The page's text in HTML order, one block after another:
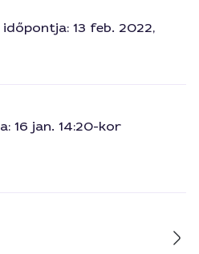
13 feb. 2022,
16 jan. 14:20-kor